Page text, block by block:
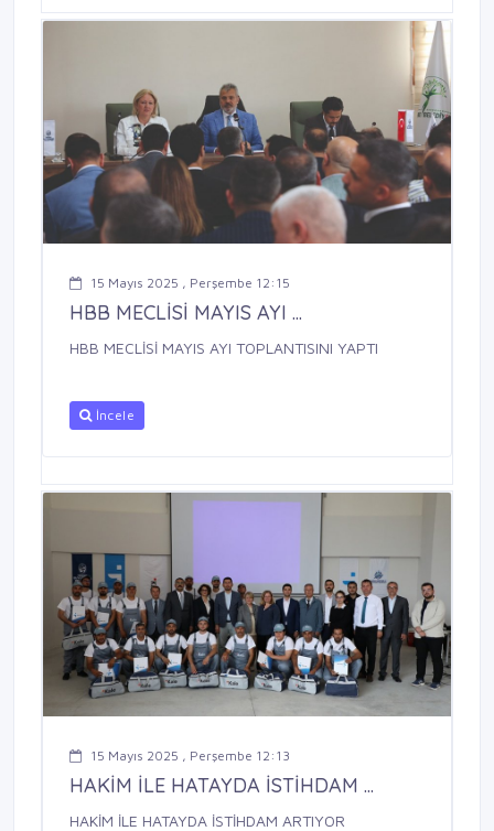
15 Mayıs 2025 , Perşembe 12:15
HBB MECLİSİ MAYIS AYI ...
HBB MECLİSİ MAYIS AYI TOPLANTISINI YAPTI
İncele
15 Mayıs 2025 , Perşembe 12:13
HAKİM İLE HATAYDA İSTİHDAM ...
HAKİM İLE HATAYDA İSTİHDAM ARTIYOR